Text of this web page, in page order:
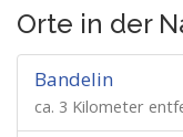
Orte in der
Bandelin
ca. 3 Kilometer